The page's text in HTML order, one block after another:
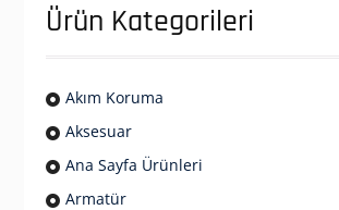
Ürün Kategorileri
Akım Koruma
Aksesuar
Ana Sayfa Ürünleri
Armatür